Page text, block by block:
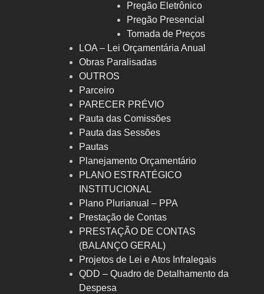
Pregão Eletrônico
Pregão Presencial
Tomada de Preços
LOA – Lei Orçamentária Anual
Obras Paralisadas
OUTROS
Parceiro
PARECER PRÉVIO
Pauta das Comissões
Pauta das Sessões
Pautas
Planejamento Orçamentário
PLANO ESTRATÉGICO
INSTITUCIONAL
Plano Plurianual – PPA
Prestação de Contas
PRESTAÇÃO DE CONTAS
(BALANÇO GERAL)
Projetos de Lei e Atos Infralegais
QDD – Quadro de Detalhamento da
Despesa